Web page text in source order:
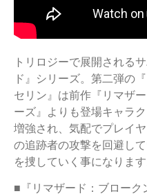
トリロジーで展開される
ド』シリーズ。第二弾の
セリン』は前作『リマザ
ーズ』よりも登場キャラ
増強され、気配でプレイ
の追跡者の攻撃を回避し
を捜していく事になります
■『リマザード：ブローク